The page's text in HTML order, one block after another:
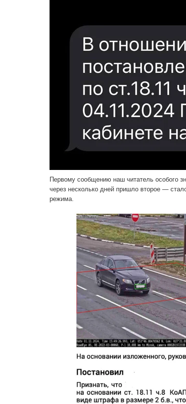
Первому сообщению наш читатель особого
через несколько дней пришло второе —
режима.